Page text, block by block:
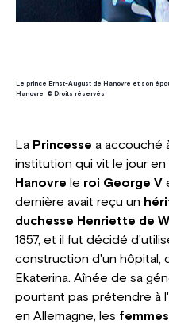
Le prince Ernst-August de Hanovre et son
Hanovre © Droits réservés
La Princesse a accouché
institution qui vit le jour en
Hanovre le roi George V
dernière avait reçu un
duchesse Henriette de
1857, et il fut décidé
construction d'un hôpital,
Ekaterina. Aînée de sa
pourtant pas prétendre à l'
en Allemagne, les femmes